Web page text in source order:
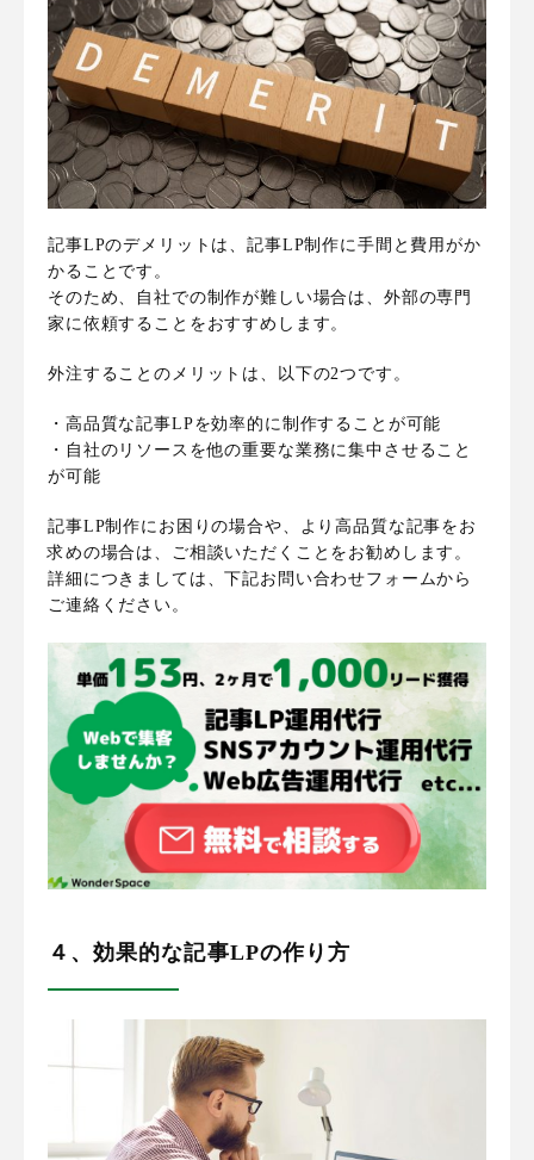
記事LPのデメリットは、記事LP制作に手間と費用がか
かることです。
そのため、自社での制作が難しい場合は、外部の専門
家に依頼することをおすすめします。
外注することのメリットは、以下の2つです。
・高品質な記事LPを効率的に制作することが可能
・自社のリソースを他の重要な業務に集中させること
が可能
記事LP制作にお困りの場合や、より高品質な記事をお
求めの場合は、ご相談いただくことをお勧めします。
詳細につきましては、下記お問い合わせフォームから
ご連絡ください。
４、効果的な記事LPの作り方